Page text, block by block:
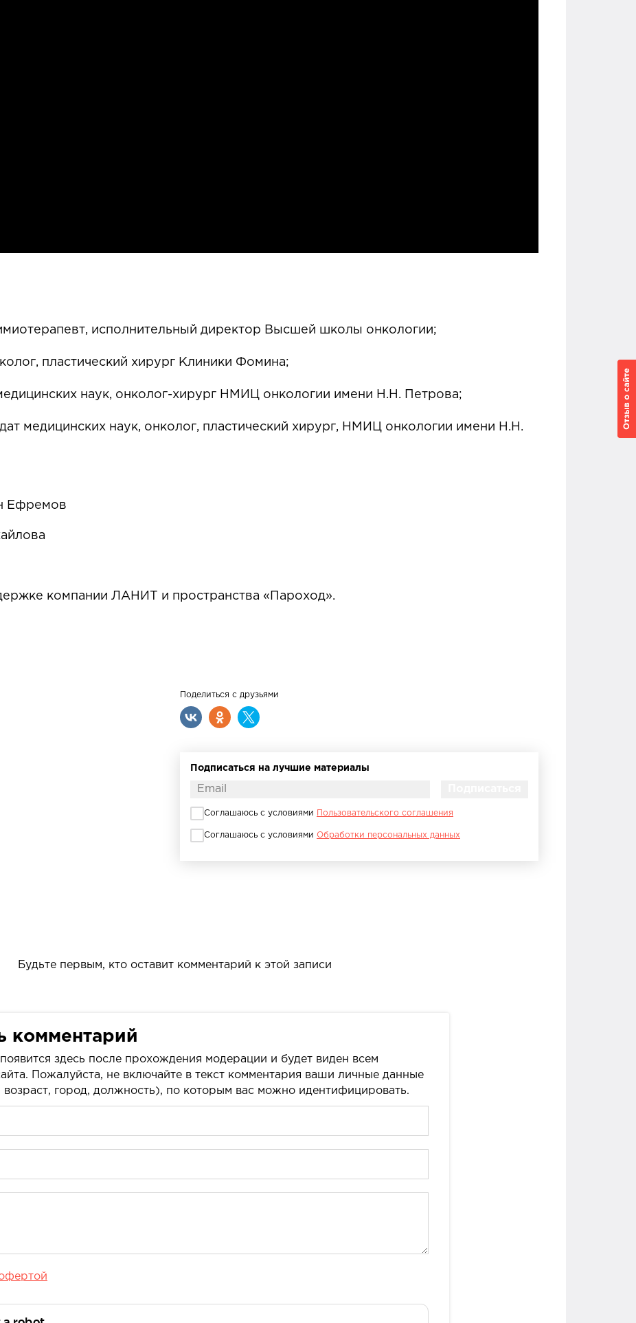
исполнительный директор Высшей школы онкологии;
пластический хирург Клиники Фомина;
наук, онколог-хирург НМИЦ онкологии имени Н.Н. Петрова;
медицинских наук, онколог, пластический хирург, НМИЦ онкологии имени Н.Н.
Ефремов
компании ЛАНИТ и пространства «Пароход».
Поделиться с друзьями
Подписаться на лучшие материалы
Соглашаюсь с условиями Пользовательского соглашения
Соглашаюсь с условиями Обработки персональных данных
Будьте первым, кто оставит комментарий к этой записи
комментарий
здесь после прохождения модерации и будет виден всем
Пожалуйста, не включайте в текст комментария ваши личные данные
город, должность), по которым вас можно идентифицировать.